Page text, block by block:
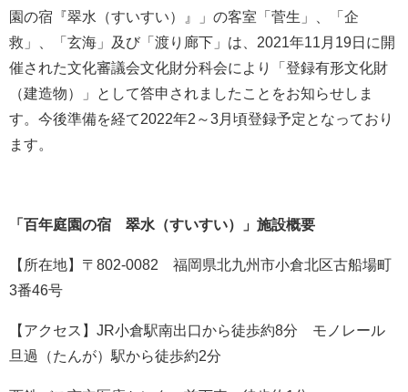
園の宿『翠水（すいすい）』」の客室「菅生」、「企
救」、「玄海」及び「渡り廊下」は、2021年11月19日に開
催された文化審議会文化財分科会により「登録有形文化財
（建造物）」として答申されましたことをお知らせしま
す。今後準備を経て2022年2～3月頃登録予定となっており
ます。
「百年庭園の宿 翠水（すいすい）」施設概要
【所在地】〒802-0082 福岡県北九州市小倉北区古船場町
3番46号
【アクセス】JR小倉駅南出口から徒歩約8分 モノレール
旦過（たんが）駅から徒歩約2分